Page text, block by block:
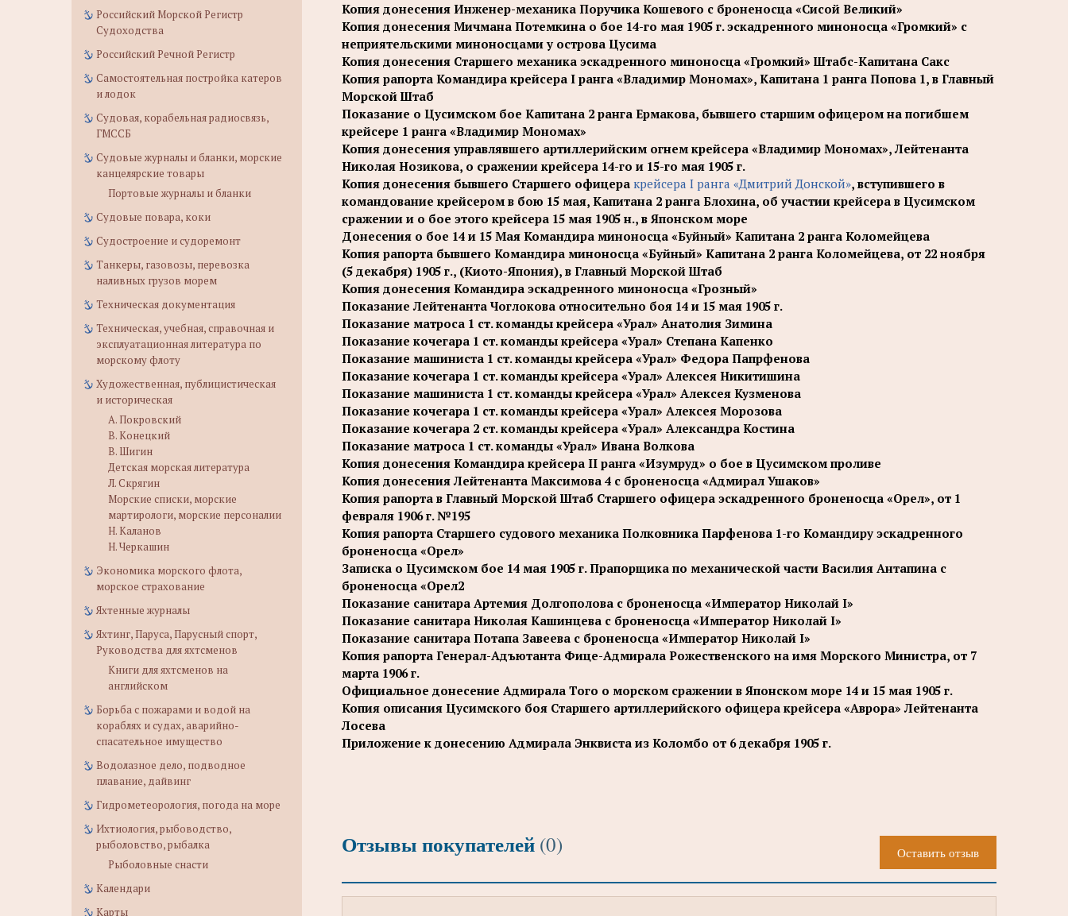
Российский Морской Регистр
Судоходства
Российский Речной Регистр
Самостоятельная постройка катеров
и лодок
Судовая, корабельная радиосвязь,
ГМССБ
Судовые журналы и бланки, морские
канцелярские товары
Портовые журналы и бланки
Судовые повара, коки
Судостроение и судоремонт
Танкеры, газовозы, перевозка
наливных грузов морем
Техническая документация
Техническая, учебная, справочная и
эксплуатационная литература по
морскому флоту
Художественная, публицистическая
и историческая
А. Покровский
В. Конецкий
В. Шигин
Детская морская литература
Л. Скрягин
Морские списки, морские
мартирологи, морские персоналии
Н. Каланов
Н. Черкашин
Экономика морского флота,
морское страхование
Яхтенные журналы
Яхтинг, Паруса, Парусный спорт,
Руководства для яхтсменов
Книги для яхтсменов на
английском
Борьба с пожарами и водой на
кораблях и судах, аварийно-
спасательное имущество
Водолазное дело, подводное
плавание, дайвинг
Гидрометеорология, погода на море
Ихтиология, рыбоводство,
рыболовство, рыбалка
Рыболовные снасти
Календари
Карты
Копия донесения Инженер-механика Поручика Кошевого с броненосца «Сисой Великий»
Копия донесения Мичмана Потемкина о бое 14-го мая 1905 г. эскадренного миноносца «Громкий» с
неприятельскими миноносцами у острова Цусима
Копия донесения Старшего механика эскадренного миноносца «Громкий» Штабс-Капитана Сакс
Копия рапорта Командира крейсера I ранга «Владимир Мономах», Капитана 1 ранга Попова 1, в Главный
Морской Штаб
Показание о Цусимском бое Капитана 2 ранга Ермакова, бывшего старшим офицером на погибшем
крейсере 1 ранга «Владимир Мономах»
Копия донесения управлявшего артиллерийским огнем крейсера «Владимир Мономах», Лейтенанта
Николая Нозикова, о сражении крейсера 14-го и 15-го мая 1905 г.
Копия донесения бывшего Старшего офицера крейсера I ранга «Дмитрий Донской», вступившего в
командование крейсером в бою 15 мая, Капитана 2 ранга Блохина, об участии крейсера в Цусимском
сражении и о бое этого крейсера 15 мая 1905 н., в Японском море
Донесения о бое 14 и 15 Мая Командира миноносца «Буйный» Капитана 2 ранга Коломейцева
Копия рапорта бывшего Командира миноносца «Буйный» Капитана 2 ранга Коломейцева, от 22 ноября
(5 декабря) 1905 г., (Киото-Япония), в Главный Морской Штаб
Копия донесения Командира эскадренного миноносца «Грозный»
Показание Лейтенанта Чоглокова относительно боя 14 и 15 мая 1905 г.
Показание матроса 1 ст. команды крейсера «Урал» Анатолия Зимина
Показание кочегара 1 ст. команды крейсера «Урал» Степана Капенко
Показание машиниста 1 ст. команды крейсера «Урал» Федора Папрфенова
Показание кочегара 1 ст. команды крейсера «Урал» Алексея Никитишина
Показание машиниста 1 ст. команды крейсера «Урал» Алексея Кузменова
Показание кочегара 1 ст. команды крейсера «Урал» Алексея Морозова
Показание кочегара 2 ст. команды крейсера «Урал» Александра Костина
Показание матроса 1 ст. команды «Урал» Ивана Волкова
Копия донесения Командира крейсера II ранга «Изумруд» о бое в Цусимском проливе
Копия донесения Лейтенанта Максимова 4 с броненосца «Адмирал Ушаков»
Копия рапорта в Главный Морской Штаб Старшего офицера эскадренного броненосца «Орел», от 1
февраля 1906 г. №195
Копия рапорта Старшего судового механика Полковника Парфенова 1-го Командиру эскадренного
броненосца «Орел»
Записка о Цусимском бое 14 мая 1905 г. Прапорщика по механической части Василия Антапина с
броненосца «Орел2
Показание санитара Артемия Долгополова с броненосца «Император Николай I»
Показание санитара Николая Кашинцева с броненосца «Император Николай I»
Показание санитара Потапа Завеева с броненосца «Император Николай I»
Копия рапорта Генерал-Адъютанта Фице-Адмирала Рожественского на имя Морского Министра, от 7
марта 1906 г.
Официальное донесение Адмирала Того о морском сражении в Японском море 14 и 15 мая 1905 г.
Копия описания Цусимского боя Старшего артиллерийского офицера крейсера «Аврора» Лейтенанта
Лосева
Приложение к донесению Адмирала Энквиста из Коломбо от 6 декабря 1905 г.
Отзывы покупателей (0) Оставить отзыв